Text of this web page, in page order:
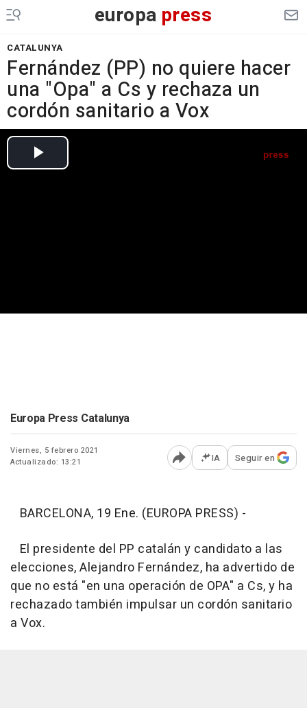
europa press
CATALUNYA
Fernández (PP) no quiere hacer
una "Opa" a Cs y rechaza un
cordón sanitario a Vox
Europa Press Catalunya
Viernes, 5 febrero 2021
Actualizado: 13:21
Abrir opciones para
IA Seguir en
BARCELONA, 19 Ene. (EUROPA PRESS) -
El presidente del PP catalán y candidato a las
elecciones, Alejandro Fernández, ha advertido de
que no está "en una operación de OPA" a Cs, y ha
rechazado también impulsar un cordón sanitario
a Vox.